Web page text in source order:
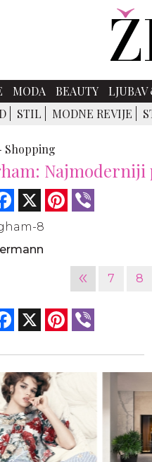
MODA BEAUTY
STIL MODNE REVIJE
Shopping
Najmoderniji
Facebook Pinterest
« 7 8
Facebook Pinterest